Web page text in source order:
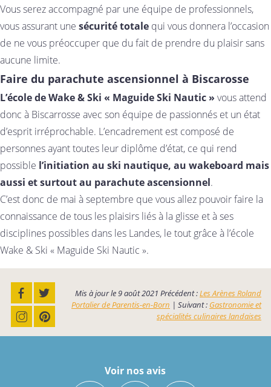
Vous serez accompagné par une équipe de professionnels,
vous assurant une sécurité totale qui vous donnera l’occasion
de ne vous préoccuper que du fait de prendre du plaisir sans
aucune limite.
Faire du parachute ascensionnel à Biscarosse
L’école de Wake & Ski « Maguide Ski Nautic » vous attend
donc à Biscarrosse avec son équipe de passionnés et un état
d’esprit irréprochable. L’encadrement est composé de
personnes ayant toutes leur diplôme d’état, ce qui rend
possible l’initiation au ski nautique, au wakeboard mais
aussi et surtout au parachute ascensionnel.
C’est donc de mai à septembre que vous allez pouvoir faire la
connaissance de tous les plaisirs liés à la glisse et à ses
disciplines possibles dans les Landes, le tout grâce à l’école
Wake & Ski « Maguide Ski Nautic ».
Mis à jour le9 août 2021 Précédent :Les Arènes Roland
Portalier de Parentis-en-Born | Suivant : Gastronomie et
spécialités culinaires landaises
Voir nos avis